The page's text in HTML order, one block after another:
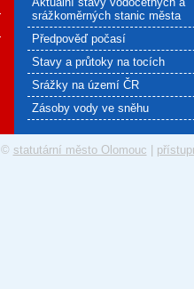
srážkoměrných stanic města
Předpověď počasí
Stavy a průtoky na tocích
Srážky na území ČR
Zásoby vody ve sněhu
© statutární město Olomouc